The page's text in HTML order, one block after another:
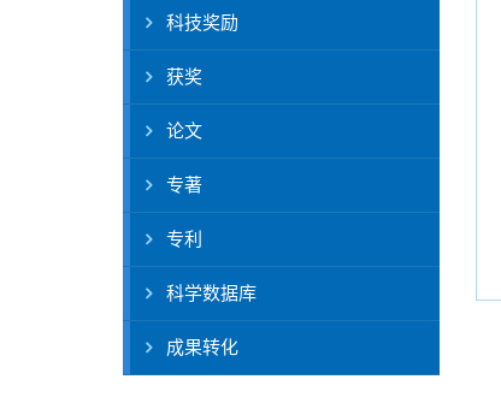
科技奖励
获奖
论文
专著
专利
科学数据库
成果转化